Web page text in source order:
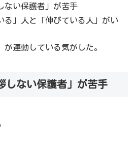
ない保護者」が苦手
る」人と「伸びている人」がい
が連動している気がした。
しない保護者」が苦手